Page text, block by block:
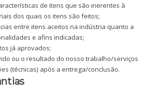
de itens que são inerentes à
dos quais os itens são feitos;
entre itens aceitos na indústria quanto a
e afins indicadas;
já aprovados;
ou o resultado do nosso trabalho/serviços
(técnicas) após a entrega/conclusão.